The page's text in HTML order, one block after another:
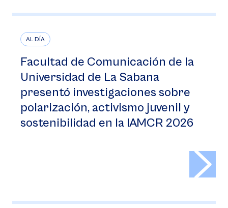
AL DÍA
Facultad de Comunicación de la
Universidad de La Sabana
presentó investigaciones sobre
polarización, activismo juvenil y
sostenibilidad en la IAMCR 2026